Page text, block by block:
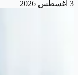
3 أغسطس 2026